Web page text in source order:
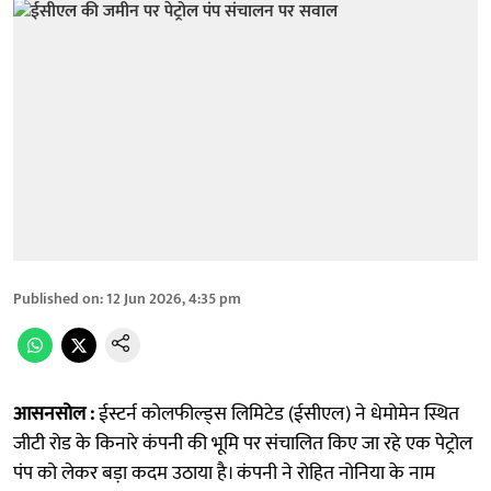
Published on:12 Jun 2026, 4:35 pm
आसनसोल :ईस्टर्न कोलफील्ड्स लिमिटेड (ईसीएल) ने धेमोमेन स्थित
जीटी रोड के किनारे कंपनी की भूमि पर संचालित किए जा रहे एक पेट्रोल
पंप को लेकर बड़ा कदम उठाया है। कंपनी ने रोहित नोनिया के नाम